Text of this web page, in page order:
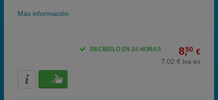
Más información
8,50 €
7,02 € iva ex
RECÍBELO EN 24 HORAS